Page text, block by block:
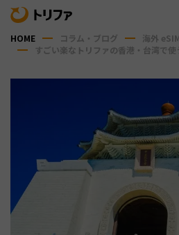
HOME コラム・ブログ
海外
すごい楽なトリファの香港・台湾で